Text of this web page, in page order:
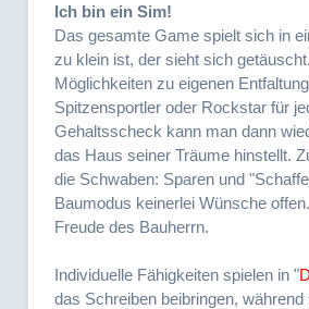
Ich bin ein Sim!
Das gesamte Game spielt sich in
zu klein ist, der sieht sich
Möglichkeiten zu eigenen
Spitzensportler oder Rockstar für
Gehaltsscheck kann man dann
das Haus seiner Träume hinstellt.
die Schwaben: Sparen und
Baumodus keinerlei Wünsche
Freude des Bauherrn.
Individuelle Fähigkeiten spielen in "
das Schreiben beibringen,